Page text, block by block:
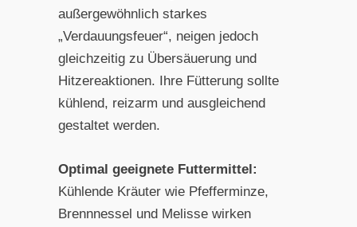
außergewöhnlich starkes
„Verdauungsfeuer“, neigen jedoch
gleichzeitig zu Übersäuerung und
Hitzereaktionen. Ihre Fütterung sollte
kühlend, reizarm und ausgleichend
gestaltet werden.
Optimal geeignete Futtermittel:
Kühlende Kräuter wie Pfefferminze,
Brennnessel und Melisse wirken